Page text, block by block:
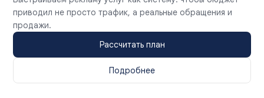
приводил не просто трафик, а реальные обращения и
продажи.
Рассчитать план
Подробнее